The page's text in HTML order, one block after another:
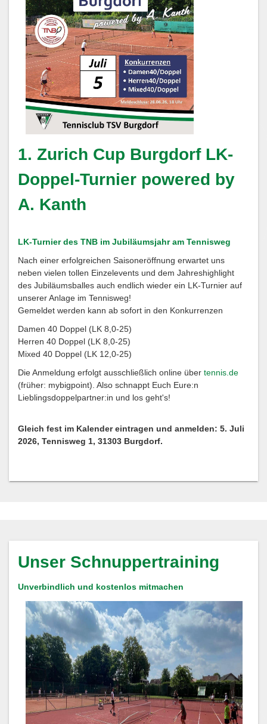
1. Zurich Cup Burgdorf LK-
Doppel-Turnier powered by
A. Kanth
LK-Turnier des TNB im Jubiläumsjahr am Tennisweg
Nach einer erfolgreichen Saisoneröffnung erwartet uns
neben vielen tollen Einzelevents und dem Jahreshighlight
des Jubiläumsballes auch endlich wieder ein LK-Turnier auf
unserer Anlage im Tennisweg!
Gemeldet werden kann ab sofort in den Konkurrenzen
Damen 40 Doppel (LK 8,0-25)
Herren 40 Doppel (LK 8,0-25)
Mixed 40 Doppel (LK 12,0-25)
Die Anmeldung erfolgt ausschließlich online über tennis.de
(früher: mybigpoint). Also schnappt Euch Eure:n
Lieblingsdoppelpartner:in und los geht's!
Gleich fest im Kalender eintragen und anmelden: 5. Juli
2026, Tennisweg 1, 31303 Burgdorf.
Unser Schnuppertraining
Unverbindlich und kostenlos mitmachen